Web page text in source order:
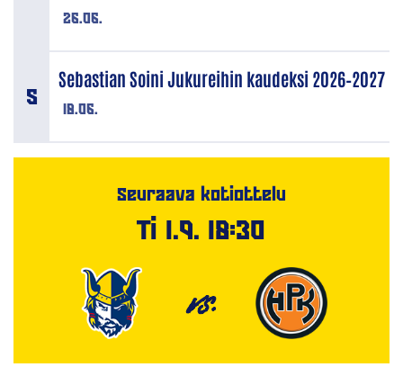
26.06.
18.06.
Sebastian Soini Jukureihin kaudeksi 2026–2027
Seuraava kotiottelu
Ti 1.9. 18:30
VS.